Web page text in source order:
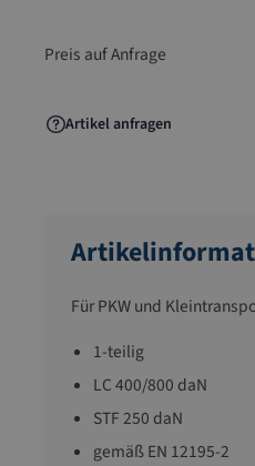
Preis auf Anfrage
Artikel anfragen
Für PKW und
1-teilig
LC 400/800 daN
STF 250 daN
gemäß EN 12195-2